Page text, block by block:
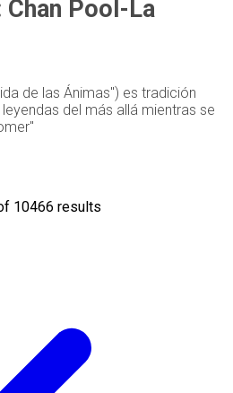
Chan Pool-La
de las Ánimas") es tradición
del más allá mientras se
10466 results